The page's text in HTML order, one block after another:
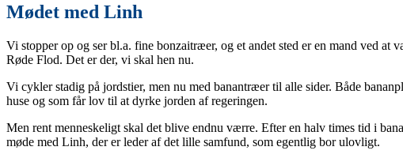
Mødet med Linh
Vi stopper op og ser bl.a. fine bonzaitræer, og et andet sted er en mand ved
Røde Flod. Det er der, vi skal hen nu.
Vi cykler stadig på jordstier, men nu med banantræer til alle sider. Både
huse og som får lov til at dyrke jorden af regeringen.
Men rent menneskeligt skal det blive endnu værre. Efter en halv times tid i
møde med Linh, der er leder af det lille samfund, som egentlig bor ulovligt.